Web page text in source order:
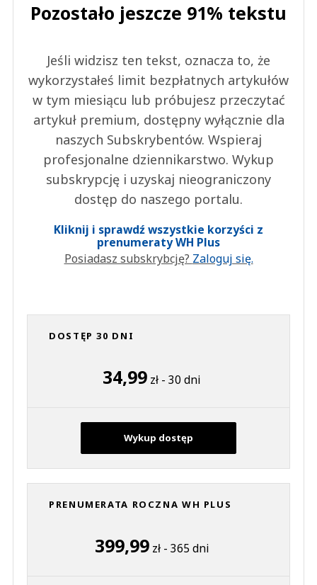
Pozostało jeszcze 91% tekstu
Jeśli widzisz ten tekst, oznacza to, że
wykorzystałeś limit bezpłatnych artykułów
w tym miesiącu lub próbujesz przeczytać
artykuł premium, dostępny wyłącznie dla
naszych Subskrybentów. Wspieraj
profesjonalne dziennikarstwo. Wykup
subskrypcję i uzyskaj nieograniczony
dostęp do naszego portalu.
Kliknij i sprawdź wszystkie korzyści z
prenumeraty WH Plus
Posiadasz subskrybcję? Zaloguj się.
DOSTĘP 30 DNI
34,99 zł - 30 dni
Wykup dostęp
PRENUMERATA ROCZNA WH PLUS
399,99zł - 365 dni